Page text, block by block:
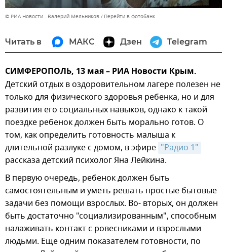
© РИА Новости . Валерий Мельников Перейти в фотобанк
Читать в МАКС Дзен Telegram
СИМФЕРОПОЛЬ, 13 мая – РИА Новости Крым.
Детский отдых в оздоровительном лагере полезен не
только для физического здоровья ребенка, но и для
развития его социальных навыков, однако к такой
поездке ребенок должен быть морально готов. О
том, как определить готовность малыша к
длительной разлуке с домом, в эфире "Радио 1"
рассказа детский психолог Яна Лейкина.
В первую очередь, ребенок должен быть
самостоятельным и уметь решать простые бытовые
задачи без помощи взрослых. Во- вторых, он должен
быть достаточно "социализированным", способным
налаживать контакт с ровесниками и взрослыми
людьми. Еще одним показателем готовности, по